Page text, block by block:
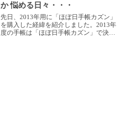
か 悩める日々・・・
先日、2013年用に「ほぼ日手帳カズン」
を購入した経緯を紹介しました。2013年
度の手帳は「ほぼ日手帳カズン」で決ま